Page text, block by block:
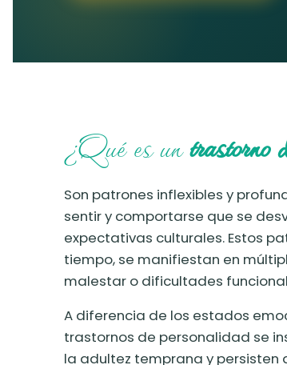
¿Qué es untrastorno
Son patrones inflexibles y
sentir y comportarse que se
expectativas culturales. Estos
tiempo, se manifiestan en
malestar o dificultades
A diferencia de los estados
trastornos de personalidad se
la adultez temprana y persisten